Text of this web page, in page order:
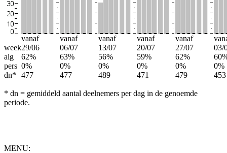
week
alg
pers
dn*
vanaf
29/06
62%
0%
477
vanaf
06/07
63%
0%
477
vanaf
13/07
56%
0%
489
vanaf
20/07
59%
0%
471
vanaf
27/07
62%
0%
479
03/
0%
453
* dn = gemiddeld aantal deelnemers per dag in de genoemde
periode.
MENU: